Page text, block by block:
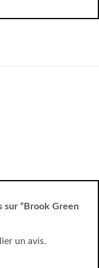
sur “Brook Green
un avis.